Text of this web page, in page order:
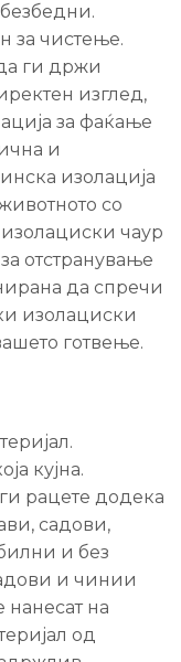
за чистење.
ги држи
изглед,
за фаќање
и
изолација
со
изолациски чаур
отстранување
да спречи
изолациски
готвење.
кујна.
рацете додека
садови,
и без
и чинии
на
од